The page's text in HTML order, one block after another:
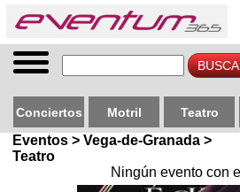
Conciertos Motril Teatro
Eventos > Vega-de-Granada >
Teatro
Ningún evento con